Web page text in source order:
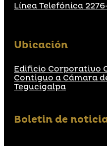
Línea Telefónica
Ubicación
Edificio Corporativo
Contiguo a Cámara
Tegucigalpa
Boletin de